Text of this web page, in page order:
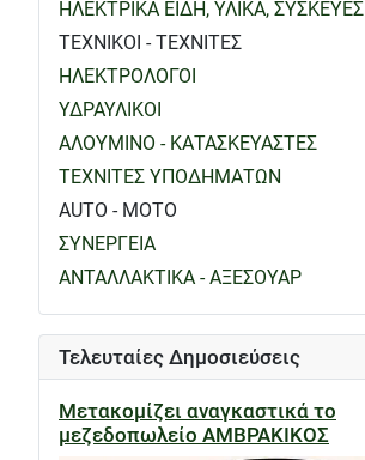
ΗΛΕΚΤΡΙΚΑ ΕΙΔΗ, ΥΛΙΚΑ, ΣΥΣΚΕΥΕΣ
ΤΕΧΝΙΚΟΙ - ΤΕΧΝΙΤΕΣ
ΗΛΕΚΤΡΟΛΟΓΟΙ
ΥΔΡΑΥΛΙΚΟΙ
ΑΛΟΥΜΙΝΟ - ΚΑΤΑΣΚΕΥΑΣΤΕΣ
ΤΕΧΝΙΤΕΣ ΥΠΟΔΗΜΑΤΩΝ
AUTO - MOTO
ΣΥΝΕΡΓΕΙΑ
ΑΝΤΑΛΛΑΚΤΙΚΑ - ΑΞΕΣΟΥΑΡ
Τελευταίες Δημοσιεύσεις
Μετακομίζει αναγκαστικά το
μεζεδοπωλείο ΑΜΒΡΑΚΙΚΟΣ